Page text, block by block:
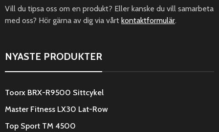
Vill du tipsa oss om en produkt? Eller kanske du vill samarbeta
med oss? Hör gärna av dig via vårt kontaktformulär.
NYASTE PRODUKTER
Toorx BRX-R9500 Sittcykel
Master Fitness LX30 Lat-Row
Top Sport TM 4500